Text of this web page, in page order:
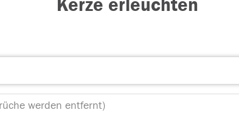
Kerze erleuchten